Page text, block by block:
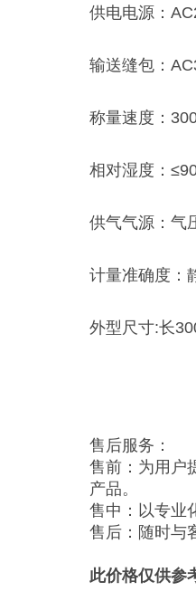
供电电源：
输送缝包：
称量速度：
相对湿度：
供气气源：气
计量准确度：
外型尺寸:长
售后服务：
售前：为用户
产品。
售中：以专业
售后：随时与
此价格仅供参